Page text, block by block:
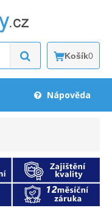
Košík0
Nápověda